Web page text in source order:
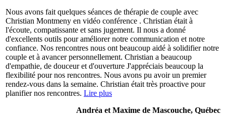
Nous avons fait quelques séances de thérapie de couple avec
Christian Montmeny en vidéo conférence . Christian était à
l'écoute, compatissante et sans jugement. Il nous a donné
d'excellents outils pour améliorer notre communication et notre
confiance. Nos rencontres nous ont beaucoup aidé à solidifier notre
couple et à avancer personnellement. Christian a beaucoup
d'empathie, de douceur et d'ouverture J'appréciais beaucoup la
flexibilité pour nos rencontres. Nous avons pu avoir un premier
rendez-vous dans la semaine. Christian était très proactive pour
planifier nos rencontres. Lire plus
Andréa et Maxime de Mascouche, Québec